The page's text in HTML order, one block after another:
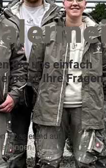
Sie uns einfach
all Ihre Fragen.
5 basierend auf